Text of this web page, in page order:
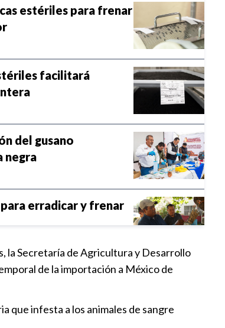
estériles para frenar
facilitará
del gusano
negra
erradicar y frenar
contra gusano
la Secretaría de Agricultura y Desarrollo
de la importación a México de
que infesta a los animales de sangre